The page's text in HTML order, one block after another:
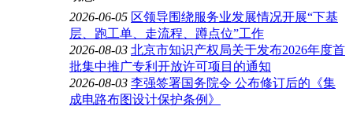
2026-06-05 区领导围绕服务业发展情况开展“下基
层、跑工单、走流程、蹲点位”工作
2026-08-03 北京市知识产权局关于发布2026年度首
批集中推广专利开放许可项目的通知
2026-08-03 李强签署国务院令 公布修订后的《集
成电路布图设计保护条例》